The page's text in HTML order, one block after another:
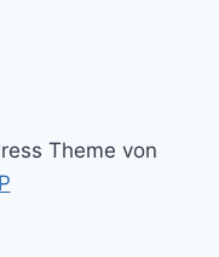
Theme von